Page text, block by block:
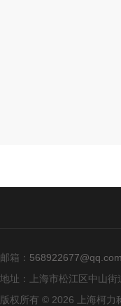
邮箱： 568922677@qq.com
地址：上海市松江区中山
版权所有 © 2026 上海柯力